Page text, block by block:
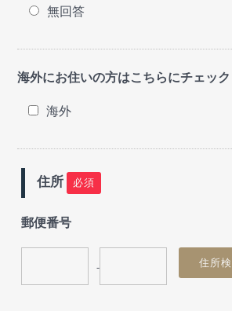
無回答
海外にお住いの方はこちらにチェッ
海外
住所 必須
郵便番号
-